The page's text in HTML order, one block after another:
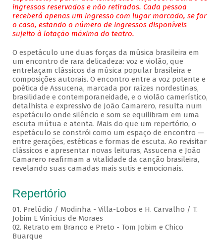
ingressos reservados e não retirados. Cada pessoa
receberá apenas um ingresso com lugar marcado, se for
o caso, estando o número de ingressos disponíveis
sujeito à lotação máxima do teatro.
O espetáculo une duas forças da música brasileira em
um encontro de rara delicadeza: voz e violão, que
entrelaçam clássicos da música popular brasileira e
composições autorais. O encontro entre a voz potente e
poética de Assucena, marcada por raízes nordestinas,
brasilidade e contemporaneidade, e o violão camerístico,
detalhista e expressivo de João Camarero, resulta num
espetáculo onde silêncio e som se equilibram em uma
escuta mútua e atenta. Mais do que um repertório, o
espetáculo se constrói como um espaço de encontro —
entre gerações, estéticas e formas de escuta. Ao revisitar
clássicos e apresentar novas leituras, Assucena e João
Camarero reafirmam a vitalidade da canção brasileira,
revelando suas camadas mais sutis e emocionais.
Repertório
01. Prelúdio / Modinha - Villa-Lobos e H. Carvalho / T.
Jobim E Vinícius de Moraes
02. Retrato em Branco e Preto - Tom Jobim e Chico
Buarque